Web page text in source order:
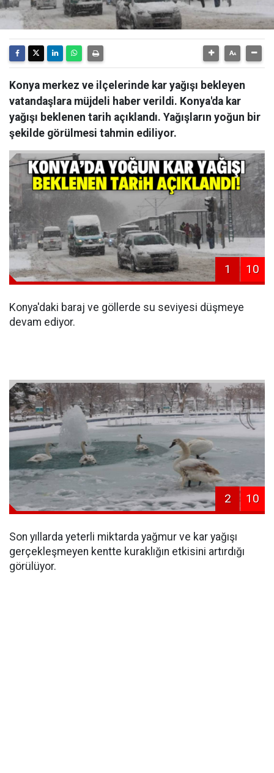
Konya merkez ve ilçelerinde kar yağışı bekleyen
vatandaşlara müjdeli haber verildi. Konya'da kar
yağışı beklenen tarih açıklandı. Yağışların yoğun bir
şekilde görülmesi tahmin ediliyor.
1 10
Konya'daki baraj ve göllerde su seviyesi düşmeye
devam ediyor.
2 10
Son yıllarda yeterli miktarda yağmur ve kar yağışı
gerçekleşmeyen kentte kuraklığın etkisini artırdığı
görülüyor.